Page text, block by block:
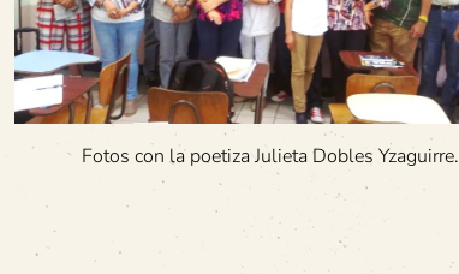
Fotos con la poetiza Julieta Dobles Yzaguirre.